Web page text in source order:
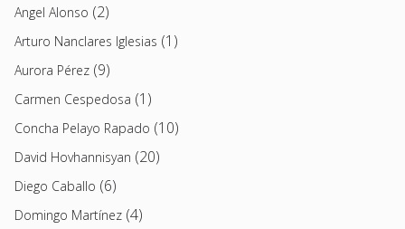
Angel Alonso (2)
Arturo Nanclares Iglesias (1)
Aurora Pérez (9)
Carmen Cespedosa (1)
Concha Pelayo Rapado (10)
David Hovhannisyan (20)
Diego Caballo (6)
Domingo Martínez (4)